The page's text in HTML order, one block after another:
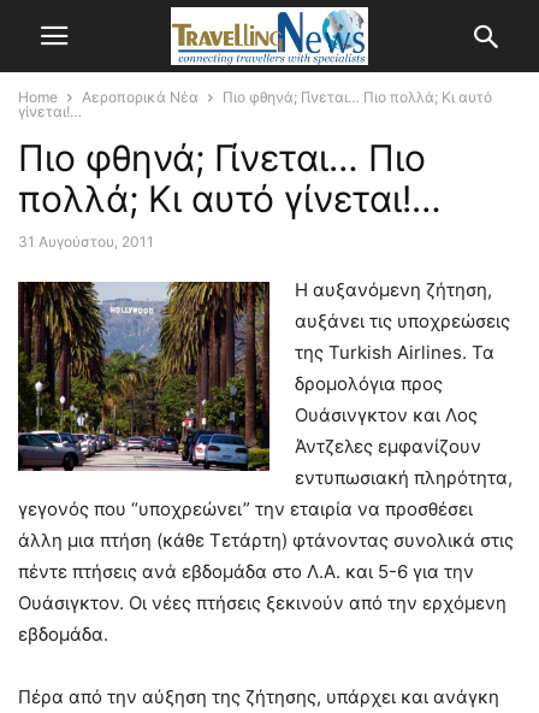
Home Αεροπορικά Νέα
Πιο φθηνά; Γίνεται… Πιο πολλά; Κι αυτό
γίνεται!…
Πιο φθηνά; Γίνεται… Πιο
πολλά; Κι αυτό γίνεται!…
31 Αυγούστου, 2011
Η αυξανόμενη ζήτηση,
αυξάνει τις υποχρεώσεις
της Turkish Airlines. Τα
δρομολόγια προς
Ουάσινγκτον και Λος
Άντζελες εμφανίζουν
εντυπωσιακή πληρότητα,
γεγονός που “υποχρεώνει” την εταιρία να προσθέσει
άλλη μια πτήση (κάθε Τετάρτη) φτάνοντας συνολικά στις
πέντε πτήσεις ανά εβδομάδα στο Λ.Α. και 5-6 για την
Ουάσιγκτον. Οι νέες πτήσεις ξεκινούν από την ερχόμενη
εβδομάδα.
Πέρα από την αύξηση της ζήτησης, υπάρχει και ανάγκη